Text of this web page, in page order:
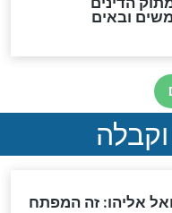
את הקץ?
המשיח?